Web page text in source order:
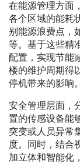
在能源管理方面
各个区域的能耗
别能源浪费点，
等。基于这些精
配置，实现节能
楼的维护周期得
停机带来的影响。
安全管理层面，
置的传感设备能
突变或人员异常
度。同时，结合
加立体和智能化